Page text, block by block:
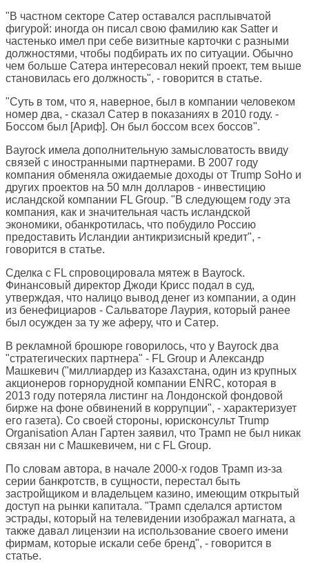
"В частном секторе Сатер оставался расплывчатой
фигурой: иногда он писал свою фамилию как Satter и
частенько имел при себе визитные карточки с разными
должностями, чтобы подбирать их по ситуации. Обычно
чем больше Сатера интересовал некий проект, тем выше
становилась его должность", - говорится в статье.
"Суть в том, что я, наверное, был в компании человеком
номер два, - сказал Сатер в показаниях в 2010 году. -
Боссом был [Ариф]. Он был боссом всех боссов".
Bayrock имела дополнительную замысловатость ввиду
связей с иностранными партнерами. В 2007 году
компания обменяла ожидаемые доходы от Trump SoHo и
других проектов на 50 млн долларов - инвестицию
исландской компании FL Group. "В следующем году эта
компания, как и значительная часть исландской
экономики, обанкротилась, что побудило Россию
предоставить Исландии антикризисный кредит", -
говорится в статье.
Сделка с FL спровоцировала мятеж в Bayrock.
Финансовый директор Джоди Крисс подал в суд,
утверждая, что налицо вывод денег из компании, а один
из бенефициаров - Сальваторе Лаурия, который ранее
был осужден за ту же аферу, что и Сатер.
В рекламной брошюре говорилось, что у Bayrock два
"стратегических партнера" - FL Group и Александр
Машкевич ("миллиардер из Казахстана, один из крупных
акционеров горнорудной компании ENRC, которая в
2013 году потеряла листинг на Лондонской фондовой
бирже на фоне обвинений в коррупции", - характеризует
его газета). Со своей стороны, юрисконсульт Trump
Organisation Алан Гартен заявил, что Трамп не был никак
связан ни с Машкевичем, ни с FL Group.
По словам автора, в начале 2000-х годов Трамп из-за
серии банкротств, в сущности, перестал быть
застройщиком и владельцем казино, имеющим открытый
доступ на рынки капитала. "Трамп сделался артистом
эстрады, который на телевидении изображал магната, а
также давал лицензии на использование своего имени
фирмам, которые искали себе бренд", - говорится в
статье.